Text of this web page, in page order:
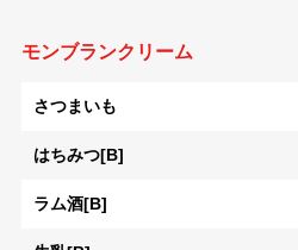
モンブランクリーム
さつまいも
はちみつ[B]
ラム酒[B]